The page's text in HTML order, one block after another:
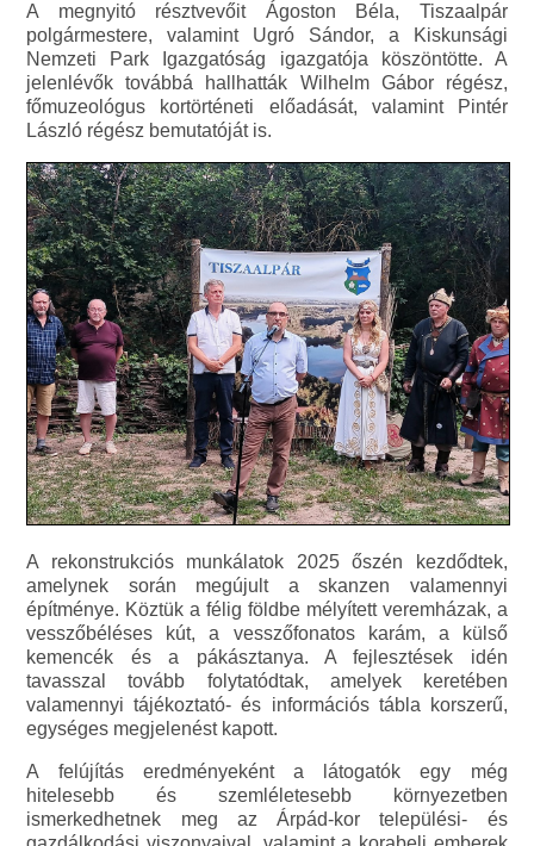
A megnyitó résztvevőit Ágoston Béla, Tiszaalpár
polgármestere, valamint Ugró Sándor, a Kiskunsági
Nemzeti Park Igazgatóság igazgatója köszöntötte. A
jelenlévők továbbá hallhatták Wilhelm Gábor régész,
főmuzeológus kortörténeti előadását, valamint Pintér
László régész bemutatóját is.
A rekonstrukciós munkálatok 2025 őszén kezdődtek,
amelynek során megújult a skanzen valamennyi
építménye. Köztük a félig földbe mélyített veremházak, a
vesszőbéléses kút, a vesszőfonatos karám, a külső
kemencék és a pákásztanya. A fejlesztések idén
tavasszal tovább folytatódtak, amelyek keretében
valamennyi tájékoztató- és információs tábla korszerű,
egységes megjelenést kapott.
A felújítás eredményeként a látogatók egy még
hitelesebb és szemléletesebb környezetben
ismerkedhetnek meg az Árpád-kor települési- és